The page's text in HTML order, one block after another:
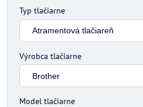
Typ tlačiarne
Výrobca tlačiarne
Model tlačiarne